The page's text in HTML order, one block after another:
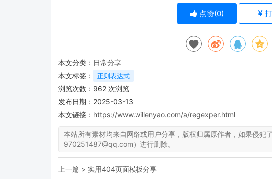
点赞(0)
本文分类： 日常分享
本文标签：
正则表达式
浏览次数： 962 次浏览
发布日期：2025-03-13
本文链接： https://www.willenyao.com/a/regexper.html
本站所有素材均来自网络或用户分享，版权归属原作者，如果侵犯
970251487@qq.com）进行删除。
上一篇 > 实用404页面模板分享